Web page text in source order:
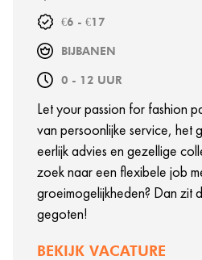
€6 - €17
BIJBANEN
0 - 12 UUR
Let your passion for fashion
van persoonlijke service, het
eerlijk advies en gezellige
zoek naar een flexibele job
groeimogelijkheden? Dan zit
gegoten!
BEKIJK VACATURE